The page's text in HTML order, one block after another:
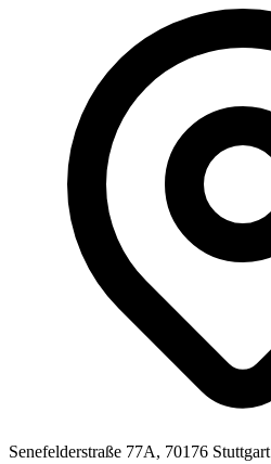
Senefelderstraße 77A, 70176 Stuttgart